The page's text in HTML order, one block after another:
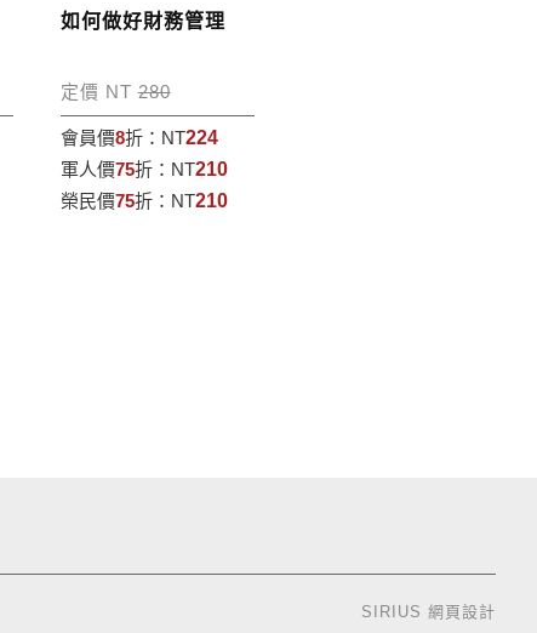
如何做好財務管理
定價 NT280
會員價8折： NT224
軍人價75折： NT210
榮民價75折： NT210
SIRIUS 網頁設計